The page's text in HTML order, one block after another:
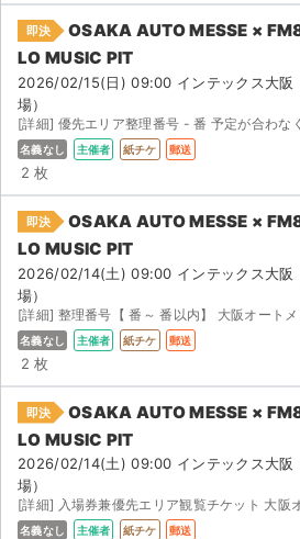
サイト情報
チケットジャム運営会社
チケットジャム利用規約
プライバシーポリシー
特定商取引法に基づく表記
公演登録依頼
即決
OSAKA AUTO MESSE ×
LO MUSIC PIT
2026/02/15(日) 09:00 インテックス大阪
場）
名義なし 主催者 紙チケ 郵送
2 枚
即決
OSAKA AUTO MESSE ×
LO MUSIC PIT
2026/02/14(土) 09:00 インテックス大阪
場）
[詳細] 整理番号【 番～ 番以内】 大阪オート
名義なし 主催者 紙チケ 郵送
2 枚
即決
OSAKA AUTO MESSE ×
LO MUSIC PIT
2026/02/14(土) 09:00 インテックス大阪
場）
名義なし 主催者 紙チケ 郵送